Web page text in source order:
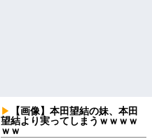
【画像】本田望結の妹、本田
望結より実ってしまうｗｗｗｗ
ｗｗ